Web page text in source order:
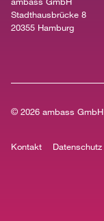
Stadthausbrücke 8
20355 Hamburg
© 2026 ambass GmbH
Kontakt Datenschutz